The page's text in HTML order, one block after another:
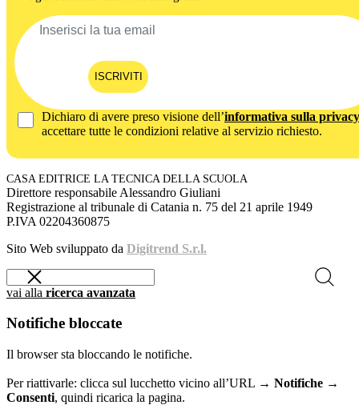
ISCRIVITI
Dichiaro di avere preso visione dell’informativa sulla privacy
accettare tutte le condizioni relative al servizio richiesto.
CASA EDITRICE LA TECNICA DELLA SCUOLA
Direttore responsabile Alessandro Giuliani
Registrazione al tribunale di Catania n. 75 del 21 aprile 1949
P.IVA 02204360875
Sito Web sviluppato da Digitrend S.r.l.
vai alla ricerca avanzata
Notifiche bloccate
Il browser sta bloccando le notifiche.
Per riattivarle: clicca sul lucchetto vicino all’URL → Notifiche →
Consenti, quindi ricarica la pagina.